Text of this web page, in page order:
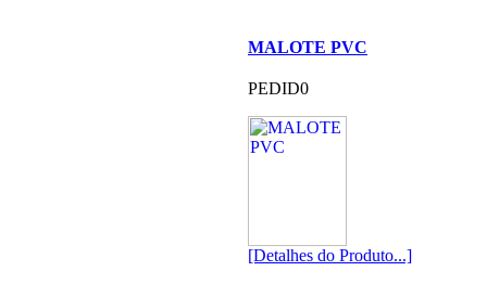
MALOTE PVC
PEDID0
[Detalhes do Produto...]